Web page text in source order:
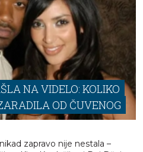
NA VIDELO: KOLIKO
OD ČUVENOG